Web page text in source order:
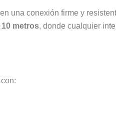
una conexión firme y
10 metros, donde cualquier